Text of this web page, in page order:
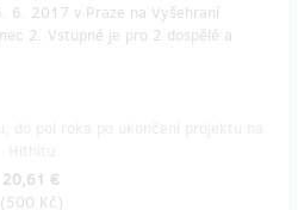
6. 2017 v Praze na Vyšehraní
2. Vstupné je pro 2 dospělé a
20,61 €
(500 Kč)